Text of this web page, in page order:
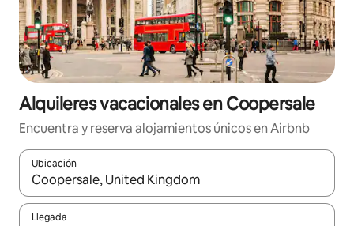
Alquileres vacacionales en Coopersale
Encuentra y reserva alojamientos únicos en Airbnb
Ubicación
Cuando los resultados estén disponibles, navega con las
Llegada